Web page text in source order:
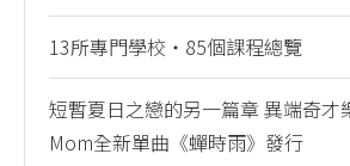
13所專門學校・85個課程總覽
短暫夏日之戀的另一篇章 異端奇才
Mom全新單曲《蟬時雨》發行